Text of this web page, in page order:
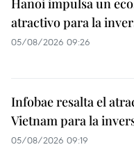
Hanoi impulsa un
atractivo para la
05/08/2026 09:26
Infobae resalta el
Vietnam para la
05/08/2026 09:19